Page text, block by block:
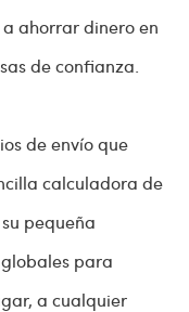
ahorrar dinero en
de confianza.
de envío que
calculadora de
pequeña
para
a cualquier